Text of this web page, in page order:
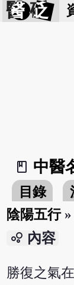
醫 砭
book_2
中醫
目錄
陰陽五行
bubble_chart 內容
勝復之氣